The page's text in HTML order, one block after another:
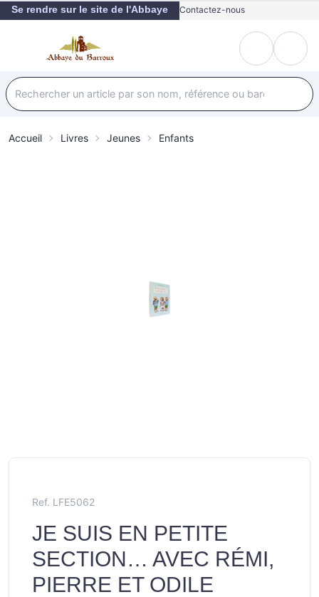
Se rendre sur le site de l'Abbaye Contactez-nous
Accueil Livres Jeunes Enfants
Ref. LFE5062
JE SUIS EN PETITE
SECTION… AVEC RÉMI,
PIERRE ET ODILE